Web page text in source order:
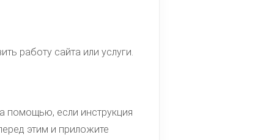
работу сайта или услуги.
помощью, если инструкция
этим и приложите